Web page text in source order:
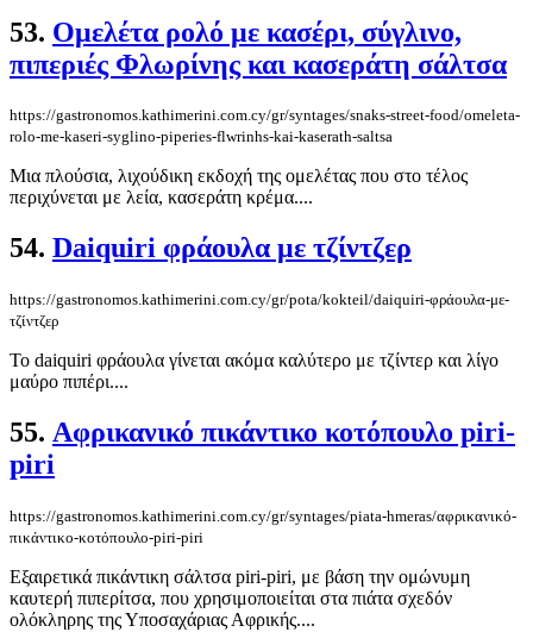
53. Ομελέτα ρολό με κασέρι, σύγλινο,
πιπεριές Φλωρίνης και κασεράτη σάλτσα
https://gastronomos.kathimerini.com.cy/gr/syntages/snaks-street-food/omeleta-
rolo-me-kaseri-syglino-piperies-flwrinhs-kai-kaserath-saltsa
Μια πλούσια, λιχούδικη εκδοχή της ομελέτας που στο τέλος
περιχύνεται με λεία, κασεράτη κρέμα....
54. Daiquiri φράουλα με τζίντζερ
https://gastronomos.kathimerini.com.cy/gr/pota/kokteil/daiquiri-φράουλα-με-
τζίντζερ
Το daiquiri φράουλα γίνεται ακόμα καλύτερο με τζίντερ και λίγο
μαύρο πιπέρι....
55. Αφρικανικό πικάντικο κοτόπουλο piri-
piri
https://gastronomos.kathimerini.com.cy/gr/syntages/piata-hmeras/αφρικανικό-
πικάντικο-κοτόπουλο-piri-piri
Εξαιρετικά πικάντικη σάλτσα piri-piri, με βάση την ομώνυμη
καυτερή πιπερίτσα, που χρησιμοποιείται στα πιάτα σχεδόν
ολόκληρης της Υποσαχάριας Αφρικής....